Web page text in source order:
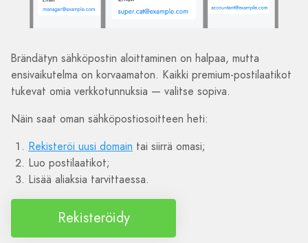
Brändätyn sähköpostin aloittaminen on halpaa, mutta
ensivaikutelma on korvaamaton. Kaikki premium-postilaatikot
tukevat omia verkkotunnuksia — valitse sopiva.
Näin saat oman sähköpostiosoitteen heti:
Rekisteröi uusi domain tai siirrä omasi;
Luo postilaatikot;
Lisää aliaksia tarvittaessa.
Rekisteröidy